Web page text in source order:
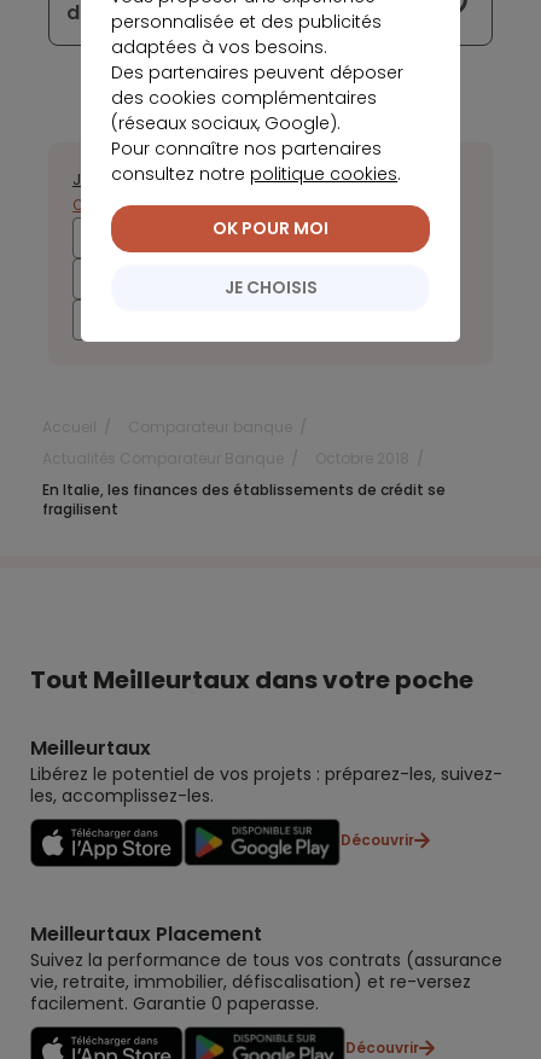
digitale sera expérimentée en France
2025 2024 2023
2019
JanvierFévrierMarsAvrilMaiJuinJuilletAoûtSeptembre
OctobreNovembreDécembre
En Italie, les finances des établissements de crédit se
fragilisent
Tout Meilleurtaux dans votre poche
Meilleurtaux
Libérez le potentiel de vos projets : préparez-les, suivez-
les, accomplissez-les.
Découvrir
Meilleurtaux Placement
Suivez la performance de tous vos contrats (assurance
vie, retraite, immobilier, défiscalisation) et re-versez
facilement. Garantie 0 paperasse.
Découvrir
personnalisée et des publicités
adaptées à vos besoins.
Des partenaires peuvent déposer
des cookies complémentaires
(réseaux sociaux, Google).
Pour connaître nos partenaires
consultez notre politique cookies.
JE CHOISIS
OK POUR MOI